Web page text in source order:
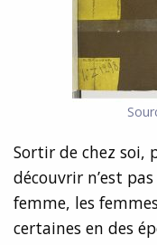
Sortir de chez soi,
découvrir n’est
femme, les
certaines en des